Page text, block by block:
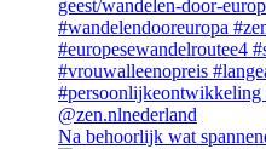
Na behoorlijk wat